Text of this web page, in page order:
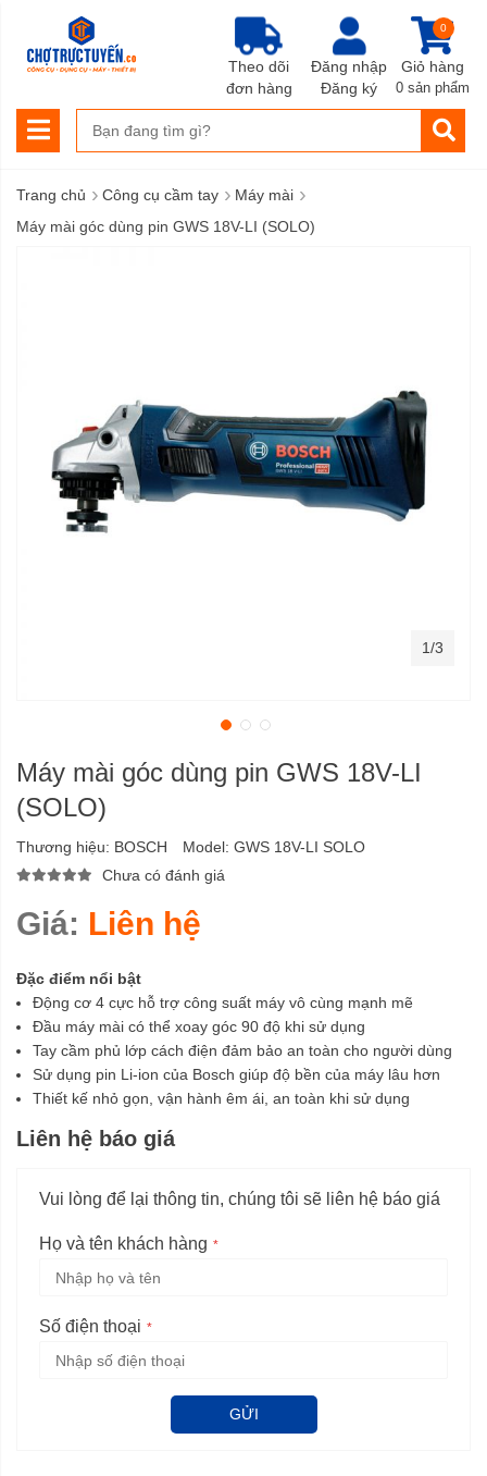
Đăng nhập
Đăng ký
Giỏ hàng
0
0 sản phẩm
Theo dõi
đơn hàng
Trang chủ › Công cụ cầm tay › Máy mài ›
Máy mài góc dùng pin GWS 18V-LI (SOLO)
Máy mài góc dùng pin GWS 18V-LI
(SOLO)
Thương hiệu: BOSCH Model: GWS 18V-LI SOLO
Chưa có đánh giá
Giá: Liên hệ
Đặc điểm nổi bật
Động cơ 4 cực hỗ trợ công suất máy vô cùng mạnh mẽ
Đầu máy mài có thể xoay góc 90 độ khi sử dụng
Tay cầm phủ lớp cách điện đảm bảo an toàn cho người dùng
Sử dụng pin Li-ion của Bosch giúp độ bền của máy lâu hơn
Thiết kế nhỏ gọn, vận hành êm ái, an toàn khi sử dụng
Liên hệ báo giá
Vui lòng để lại thông tin, chúng tôi sẽ liên hệ báo giá
Họ và tên khách hàng
Số điện thoại
GỬI
1/3